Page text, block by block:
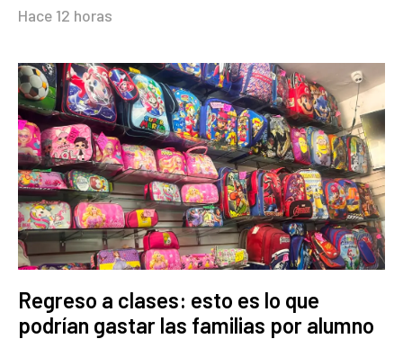
Hace 12 horas
Regreso a clases: esto es lo que
podrían gastar las familias por alumno